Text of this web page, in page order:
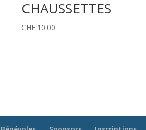
CHAUSSETTES
CHF 10.00